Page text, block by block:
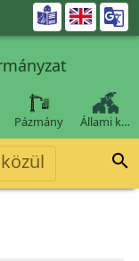

Pázmány Állami k…
